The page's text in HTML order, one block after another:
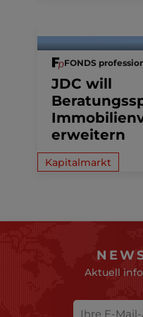
FONDS
JDC will
erweitern
Kapitalmarkt
Aktuell